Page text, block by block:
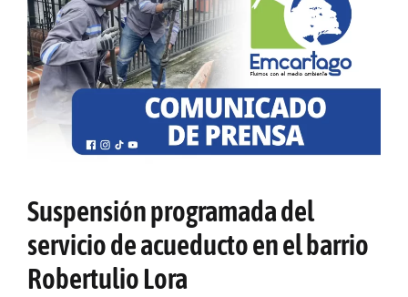
Suspensión programada del
servicio de acueducto en el barrio
Robertulio Lora